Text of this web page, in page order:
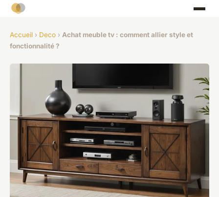
Accueil › Deco › Achat meuble tv : comment allier style et
fonctionnalité ?